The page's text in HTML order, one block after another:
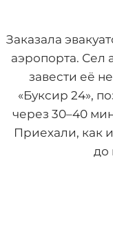
Заказала
аэропорта. Сел
завести её
«Буксир 24»,
через 30–40
Приехали, как
до